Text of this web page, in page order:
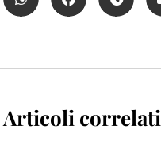
Articoli correlati